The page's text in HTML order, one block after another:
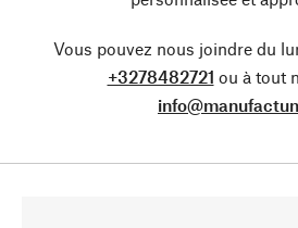
Vous pouvez nous joindre du
+3278482721 ou à tout